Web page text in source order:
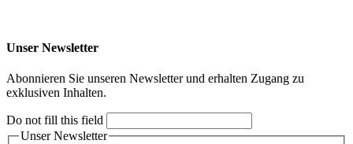
Unser Newsletter
Abonnieren Sie unseren Newsletter und erhalten Zugang zu
exklusiven Inhalten.
Do not fill this field
Unser Newsletter